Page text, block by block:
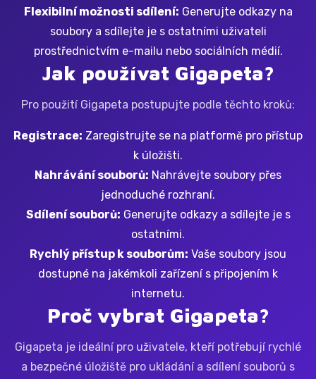
Flexibilní možnosti sdílení: Generujte odkazy na
soubory a sdílejte je s ostatními uživateli
prostřednictvím e-mailu nebo sociálních médií.
Jak používat Gigapeta?
Pro použití Gigapeta postupujte podle těchto kroků:
Registrace: Zaregistrujte se na platformě pro přístup
k úložišti.
Nahrávání souborů: Nahrávejte soubory přes
jednoduché rozhraní.
Sdílení souborů: Generujte odkazy a sdílejte je s
ostatními.
Rychlý přístup k souborům: Vaše soubory jsou
dostupné na jakémkoli zařízení s připojením k
internetu.
Proč vybrat Gigapeta?
Gigapeta je ideální pro uživatele, kteří potřebují rychlé
a bezpečné úložiště pro ukládání a sdílení souborů s